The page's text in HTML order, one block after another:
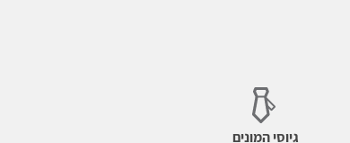
גיוסי המונים